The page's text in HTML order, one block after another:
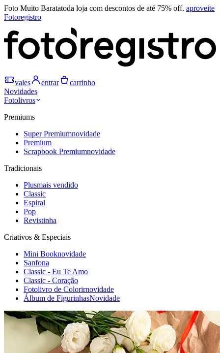
Foto Muito Baratatoda loja com descontos de até 75% off. aproveite
Fotoregistro
vales entrar
carrinho
Novidades
Fotolivros
Premiums
Super Premiumnovidade
Premium
Scrapbook Premiumnovidade
Tradicionais
Plusmais vendido
Classic
Espiral
Pop
Revistinha
Criativos & Especiais
Mini Booknovidade
Sanfona
Classic - Eu Te Amo
Classic - Coração
Fotolivro de Colorirnovidade
Álbum de FigurinhasNovidade